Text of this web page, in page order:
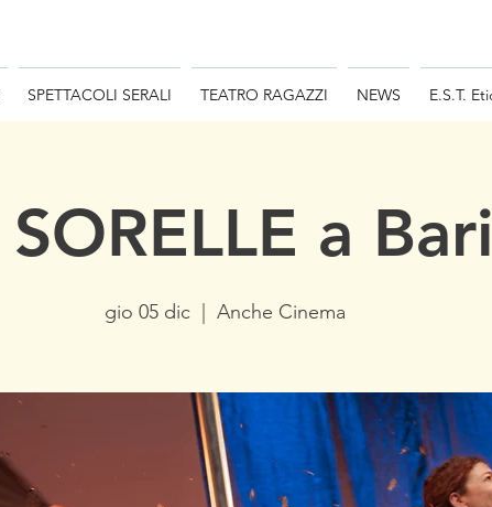
SPETTACOLI SERALI TEATRO RAGAZZI NEWS E.S.T.
a Bari
gio 05 dic
  |
Anche Cinema